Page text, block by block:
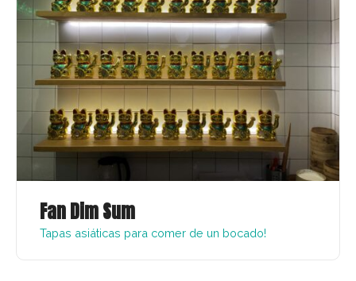
Fan Dim Sum
Tapas asiáticas para comer de un bocado!